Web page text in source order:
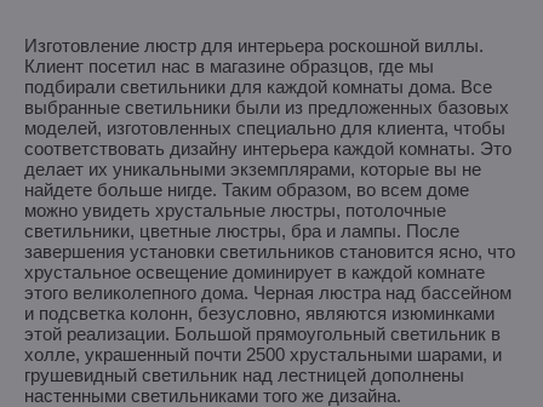
Изготовление люстр для интерьера роскошной виллы.
Клиент посетил нас в магазине образцов, где мы
подбирали светильники для каждой комнаты дома. Все
выбранные светильники были из предложенных базовых
моделей, изготовленных специально для клиента, чтобы
соответствовать дизайну интерьера каждой комнаты. Это
делает их уникальными экземплярами, которые вы не
найдете больше нигде. Таким образом, во всем доме
можно увидеть хрустальные люстры, потолочные
светильники, цветные люстры, бра и лампы. После
завершения установки светильников становится ясно, что
хрустальное освещение доминирует в каждой комнате
этого великолепного дома. Черная люстра над бассейном
и подсветка колонн, безусловно, являются изюминками
этой реализации. Большой прямоугольный светильник в
холле, украшенный почти 2500 хрустальными шарами, и
грушевидный светильник над лестницей дополнены
настенными светильниками того же дизайна.